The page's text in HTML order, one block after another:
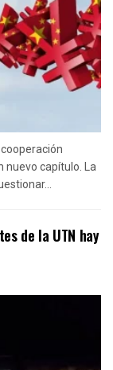
nuevo capítulo. La
de la UTN hay